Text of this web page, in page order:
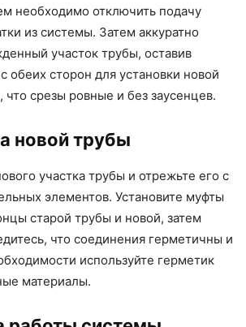
необходимо отключить подачу
из системы. Затем аккуратно
участок трубы, оставив
обеих сторон для установки новой
что срезы ровные и без заусенцев.
новой трубы
участка трубы и отрежьте его с
элементов. Установите муфты
старой трубы и новой, затем
что соединения герметичны и
используйте герметик
материалы.